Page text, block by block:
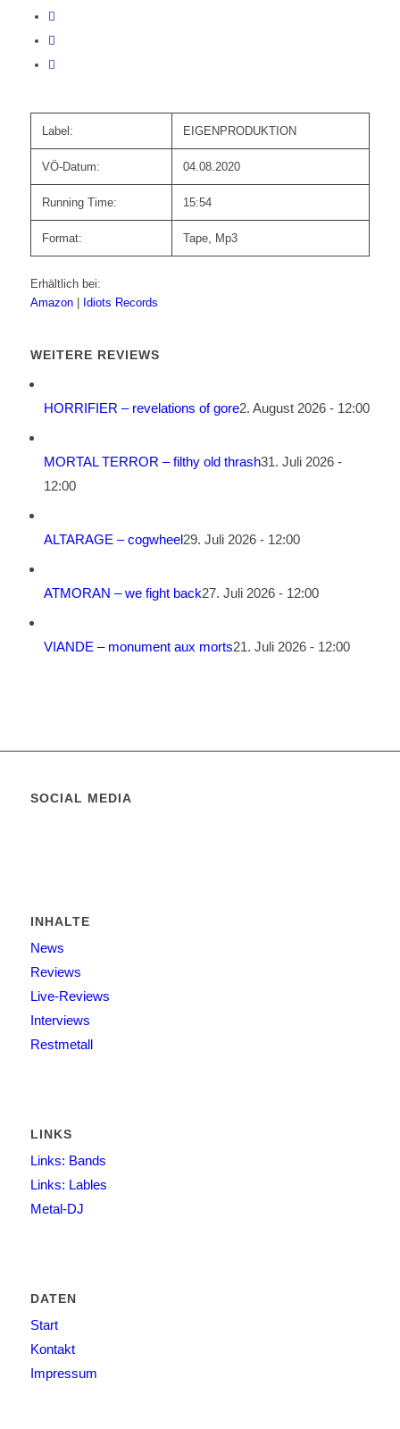
Label: EIGENPRODUKTION
VÖ-Datum: 04.08.2020
Running Time: 15:54
Format: Tape, Mp3
Erhältlich bei:
Amazon
Idiots Records
WEITERE REVIEWS
HORRIFIER – revelations of gore2. August 2026 - 12:00
MORTAL TERROR – filthy old thrash31. Juli 2026 -
12:00
ALTARAGE – cogwheel29. Juli 2026 - 12:00
ATMORAN – we fight back27. Juli 2026 - 12:00
VIANDE – monument aux morts21. Juli 2026 - 12:00
SOCIAL MEDIA
INHALTE
News
Reviews
Live-Reviews
Interviews
Restmetall
LINKS
Links: Bands
Links: Lables
Metal-DJ
DATEN
Start
Kontakt
Impressum